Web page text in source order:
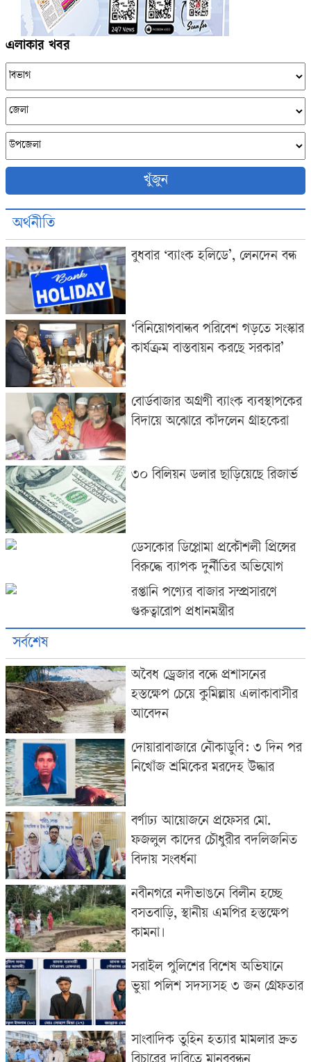
এলাকার খবর
খুঁজুন
অর্থনীতি
বুধবার ‘ব্যাংক হলিডে’, লেনদেন বন্ধ
‘বিনিয়োগবান্ধব পরিবেশ গড়তে সংস্কার
কার্যক্রম বাস্তবায়ন করছে সরকার’
বোর্ডবাজার অগ্রণী ব্যাংক ব্যবস্থাপকের
বিদায়ে অঝোরে কাঁদলেন গ্রাহকেরা
৩০ বিলিয়ন ডলার ছাড়িয়েছে রিজার্ভ
ডেসকোর ডিপ্লোমা প্রকৌশলী প্রিন্সের
বিরুদ্ধে ব্যাপক দুর্নীতির অভিযোগ
রপ্তানি পণ্যের বাজার সম্প্রসারণে
গুরুত্বারোপ প্রধানমন্ত্রীর
সর্বশেষ
অবৈধ ড্রেজার বন্ধে প্রশাসনের
হস্তক্ষেপ চেয়ে কুমিল্লায় এলাকাবাসীর
আবেদন
দোয়ারাবাজারে নৌকাডুবি: ৩ দিন পর
নিখোঁজ শ্রমিকের মরদেহ উদ্ধার
বর্ণাঢ্য আয়োজনে প্রফেসর মো.
ফজলুল কাদের চৌধুরীর বদলিজনিত
বিদায় সংবর্ধনা
নবীনগরে নদীভাঙনে বিলীন হচ্ছে
বসতবাড়ি, স্থানীয় এমপির হস্তক্ষেপ
কামনা।
সরাইল পুলিশের বিশেষ অভিযানে
ভুয়া পলিশ সদস্যসহ ৩ জন গ্রেফতার
সাংবাদিক তুহিন হত্যার মামলার দ্রুত